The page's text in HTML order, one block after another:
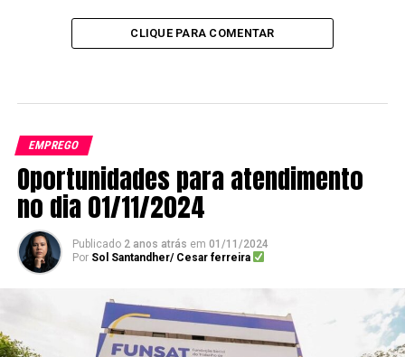
CLIQUE PARA COMENTAR
EMPREGO
Oportunidades para atendimento
no dia 01/11/2024
Publicado 2 anos atrás em 01/11/2024
Por Sol Santandher/ Cesar ferreira